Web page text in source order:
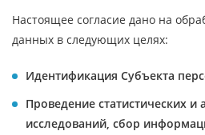
Настоящее согласие дано на
данных в следующих целях:
Идентификация Субъекта
Проведение статистических и
исследований, сбор